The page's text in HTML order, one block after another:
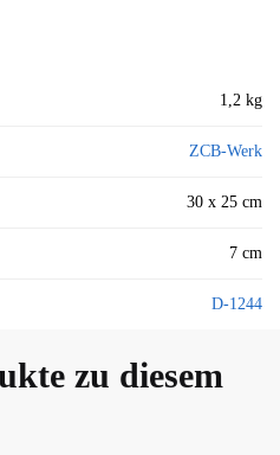
1,2 kg
ZCB-Werk
30 x 25 cm
7 cm
D-1244
zu diesem